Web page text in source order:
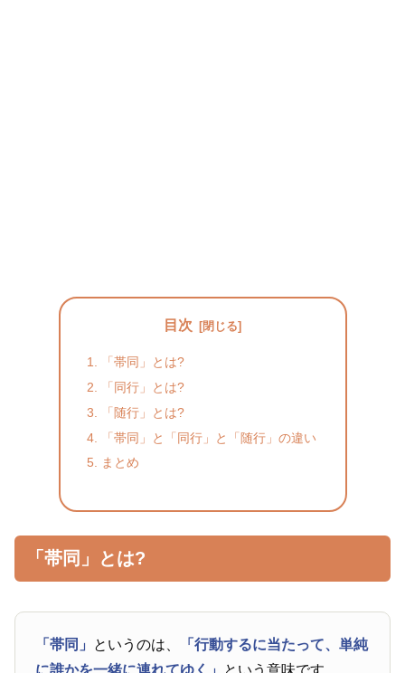
目次
「帯同」とは?
「同行」とは?
「随行」とは?
「帯同」と「同行」と「随行」の違い
まとめ
「帯同」とは?
「帯同」 というのは、
「行動するに当たって、単純